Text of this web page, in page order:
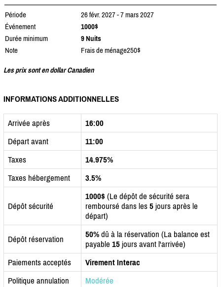
Période
26 févr. 2027 - 7 mars 2027
Événement
1000$
Durée minimum
9 Nuits
Note
Frais de ménage250$
Les prix sont en dollar Canadien
INFORMATIONS ADDITIONNELLES
Arrivée après
16:00
Départ avant
11:00
Taxes
14.975%
Taxes hébergement
3.5%
Dépôt sécurité
1000$ (Le dépôt de sécurité sera
remboursé dans les 5 jours après le
départ)
Dépôt réservation 50% dû à la réservation (La balance est
payable 15 jours avant l'arrivée)
Paiements acceptés
Virement Interac
Politique annulation
Modérée